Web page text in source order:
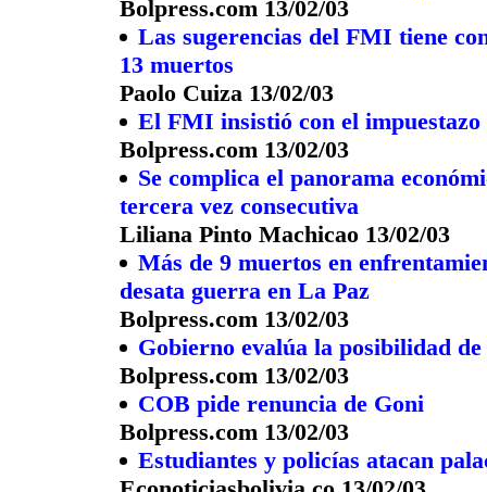
Bolpress.com 13/02/03
Las sugerencias del FMI tiene
13 muertos
Paolo Cuiza 13/02/03
El FMI insistió con el impuestazo
Bolpress.com 13/02/03
Se complica el panorama
tercera vez consecutiva
Liliana Pinto Machicao 13/02/03
Más de 9 muertos en
desata guerra en La Paz
Bolpress.com 13/02/03
Gobierno evalúa la posibilidad
Bolpress.com 13/02/03
COB pide renuncia de Goni
Bolpress.com 13/02/03
Estudiantes y policías atacan